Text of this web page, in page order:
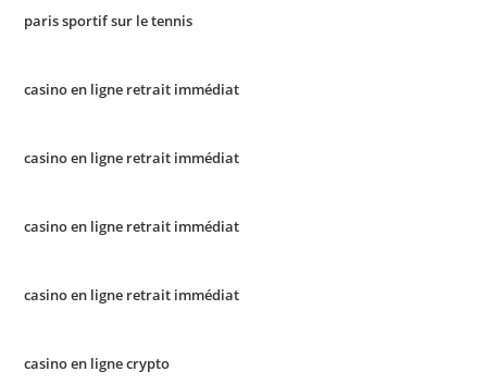
paris sportif sur le tennis
casino en ligne retrait immédiat
casino en ligne retrait immédiat
casino en ligne retrait immédiat
casino en ligne retrait immédiat
casino en ligne crypto